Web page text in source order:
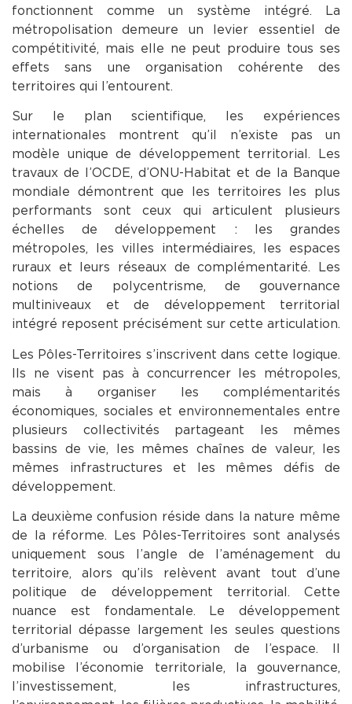
fonctionnent comme un système intégré. La
métropolisation demeure un levier essentiel de
compétitivité, mais elle ne peut produire tous ses
effets sans une organisation cohérente des
territoires qui l’entourent.
Sur le plan scientifique, les expériences
internationales montrent qu’il n’existe pas un
modèle unique de développement territorial. Les
travaux de l’OCDE, d’ONU-Habitat et de la Banque
mondiale démontrent que les territoires les plus
performants sont ceux qui articulent plusieurs
échelles de développement : les grandes
métropoles, les villes intermédiaires, les espaces
ruraux et leurs réseaux de complémentarité. Les
notions de polycentrisme, de gouvernance
multiniveaux et de développement territorial
intégré reposent précisément sur cette articulation.
Les Pôles-Territoires s’inscrivent dans cette logique.
Ils ne visent pas à concurrencer les métropoles,
mais à organiser les complémentarités
économiques, sociales et environnementales entre
plusieurs collectivités partageant les mêmes
bassins de vie, les mêmes chaînes de valeur, les
mêmes infrastructures et les mêmes défis de
développement.
La deuxième confusion réside dans la nature même
de la réforme. Les Pôles-Territoires sont analysés
uniquement sous l’angle de l’aménagement du
territoire, alors qu’ils relèvent avant tout d’une
politique de développement territorial. Cette
nuance est fondamentale. Le développement
territorial dépasse largement les seules questions
d’urbanisme ou d’organisation de l’espace. Il
mobilise l’économie territoriale, la gouvernance,
l’investissement, les infrastructures,